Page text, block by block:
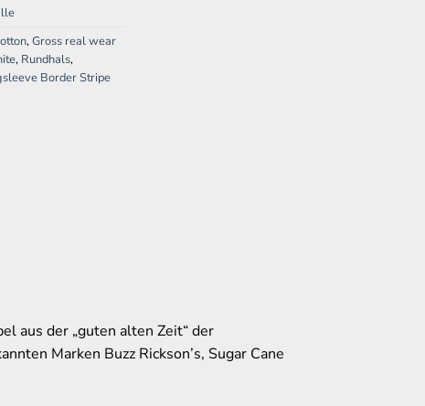
,Gross real wear
, Rundhals,
Border Stripe
aus der „guten alten Zeit“ der
Marken Buzz Rickson’s, Sugar Cane